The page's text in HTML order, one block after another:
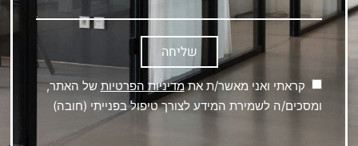
שליחה
קראתי ואני מאשר/ת אתמדיניות הפרטיות של האתר,
ומסכים/ה לשמירת המידע לצורך טיפול בפנייתי (חובה)